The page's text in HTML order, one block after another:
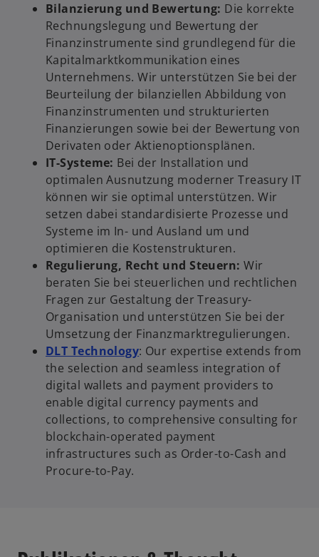
Bilanzierung und Bewertung: Die korrekte
Rechnungslegung und Bewertung der
Finanzinstrumente sind grundlegend für die
Kapitalmarktkommunikation eines
Unternehmens. Wir unterstützen Sie bei der
Beurteilung der bilanziellen Abbildung von
Finanzinstrumenten und strukturierten
Finanzierungen sowie bei der Bewertung von
Derivaten oder Aktienoptionsplänen.
IT-Systeme: Bei der Installation und
optimalen Ausnutzung moderner Treasury IT
können wir sie optimal unterstützen. Wir
setzen dabei standardisierte Prozesse und
Systeme im In- und Ausland um und
optimieren die Kostenstrukturen.
Regulierung, Recht und Steuern:Wir
beraten Sie bei steuerlichen und rechtlichen
Fragen zur Gestaltung der Treasury-
Organisation und unterstützen Sie bei der
Umsetzung der Finanzmarktregulierungen.
DLT Technology: Our expertise extends from
the selection and seamless integration of
digital wallets and payment providers to
enable digital currency payments and
collections, to comprehensive consulting for
blockchain-operated payment
infrastructures such as Order-to-Cash and
Procure-to-Pay.
w
ir